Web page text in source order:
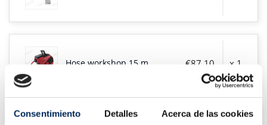
Consentimiento Detalles Acerca de las cookies
Hose workshop 15 m €87.10 x 1